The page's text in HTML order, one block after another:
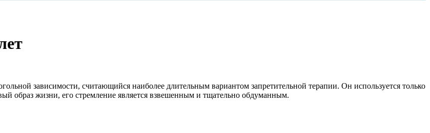
зависимости, считающийся наиболее длительным вариантом запретительной терапии. Он используется только
образ жизни, его стремление является взвешенным и тщательно обдуманным.